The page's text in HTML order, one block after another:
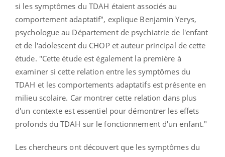
si les symptômes du TDAH étaient associés au
comportement adaptatif", explique Benjamin Yerys,
psychologue au Département de psychiatrie de l'enfant
et de l'adolescent du CHOP et auteur principal de cette
étude. "Cette étude est également la première à
examiner si cette relation entre les symptômes du
TDAH et les comportements adaptatifs est présente en
milieu scolaire. Car montrer cette relation dans plus
d'un contexte est essentiel pour démontrer les effets
profonds du TDAH sur le fonctionnement d'un enfant."
Les chercheurs ont découvert que les symptômes du